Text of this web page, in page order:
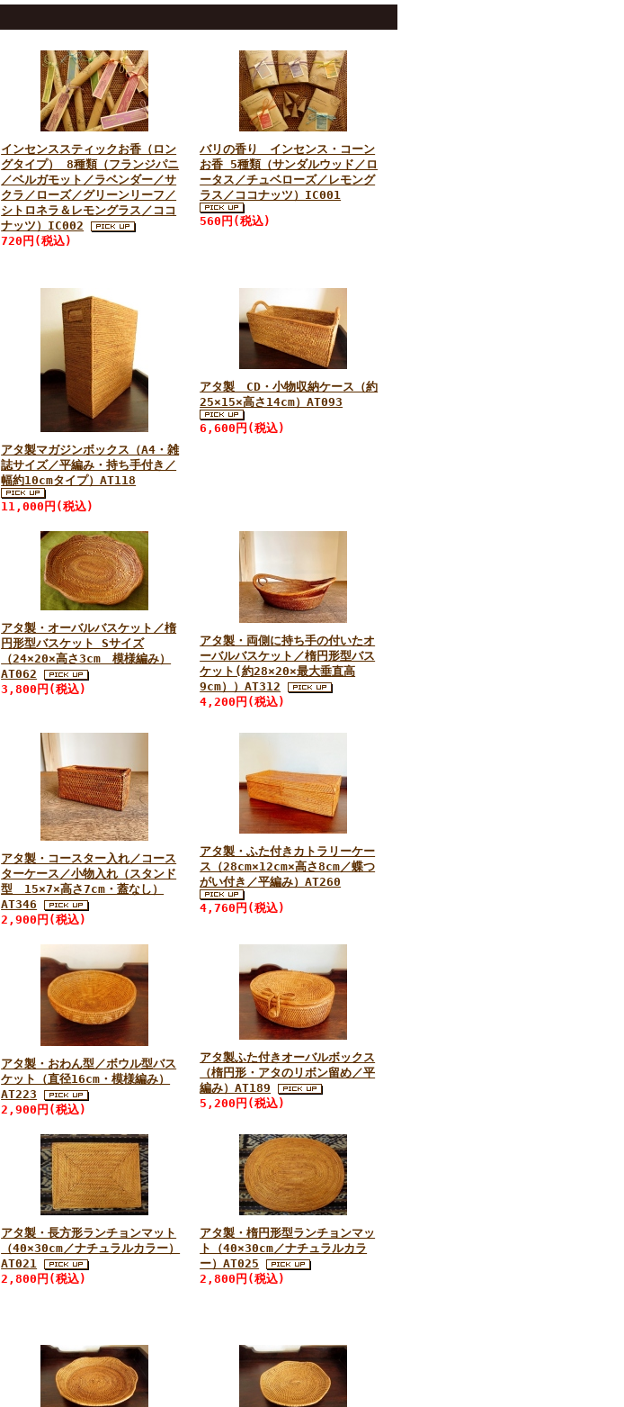
インセンススティックお香（ロン
グタイプ） 8種類（フランジパニ
／ベルガモット／ラベンダー／サ
クラ／ローズ／グリーンリーフ／
シトロネラ＆レモングラス／ココ
ナッツ）IC002
720円(税込)
バリの香り インセンス・コーン
お香 5種類（サンダルウッド／ロ
ータス／チュベローズ／レモング
ラス／ココナッツ）IC001
560円(税込)
アタ製マガジンボックス（A4・雑
誌サイズ／平編み・持ち手付き／
幅約10cmタイプ）AT118
11,000円(税込)
アタ製 CD・小物収納ケース（約
25×15×高さ14cm）AT093
6,600円(税込)
アタ製・オーバルバスケット／楕
円形型バスケット Sサイズ
（24×20×高さ3cm 模様編み）
AT062
3,800円(税込)
アタ製・両側に持ち手の付いたオ
ーバルバスケット／楕円形型バス
ケット(約28×20×最大垂直高
9cm））AT312
4,200円(税込)
アタ製・コースター入れ／コース
ターケース／小物入れ（スタンド
型 15×7×高さ7cm・蓋なし）
AT346
2,900円(税込)
アタ製・ふた付きカトラリーケー
ス（28cm×12cm×高さ8cm／蝶つ
がい付き／平編み）AT260
4,760円(税込)
アタ製・おわん型／ボウル型バス
ケット（直径16cm・模様編み）
AT223
2,900円(税込)
アタ製ふた付きオーバルボックス
（楕円形・アタのリボン留め／平
編み）AT189
5,200円(税込)
アタ製・長方形ランチョンマット
（40×30cm／ナチュラルカラー）
AT021
2,800円(税込)
アタ製・楕円形型ランチョンマッ
ト（40×30cm／ナチュラルカラ
ー）AT025
2,800円(税込)